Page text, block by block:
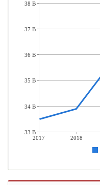
2017 2018
38 B
37 B
36 B
35 B
34 B
33 B